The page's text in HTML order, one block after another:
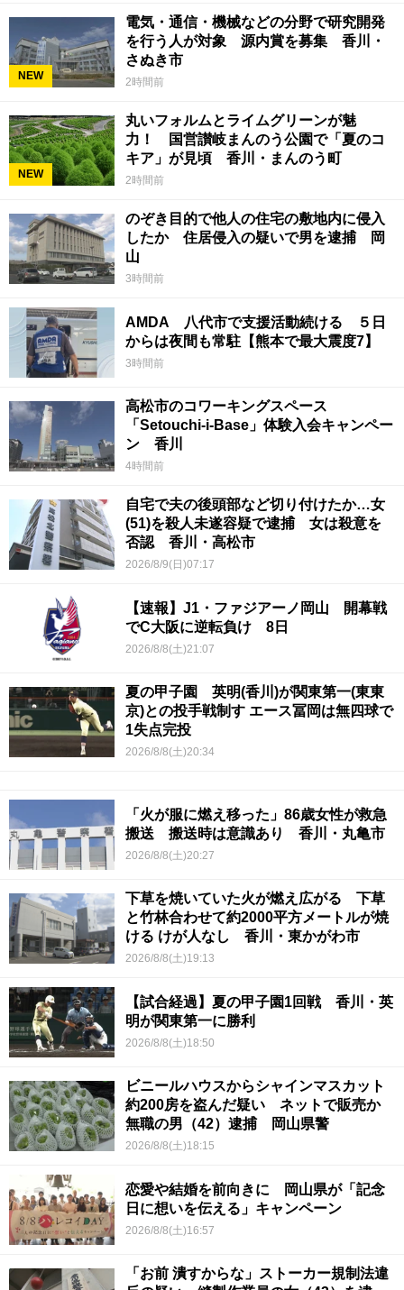
NEW
電気・通信・機械などの分野で研究開発
を行う人が対象 源内賞を募集 香川・
さぬき市
2時間前
NEW
丸いフォルムとライムグリーンが魅
力！ 国営讃岐まんのう公園で「夏のコ
キア」が見頃 香川・まんのう町
2時間前
のぞき目的で他人の住宅の敷地内に侵入
したか 住居侵入の疑いで男を逮捕 岡
山
3時間前
AMDA 八代市で支援活動続ける ５日
からは夜間も常駐【熊本で最大震度7】
3時間前
高松市のコワーキングスペース
「Setouchi-i-Base」体験入会キャンペー
ン 香川
4時間前
自宅で夫の後頭部など切り付けたか…女
(51)を殺人未遂容疑で逮捕 女は殺意を
否認 香川・高松市
2026/8/9(日)07:17
【速報】J1・ファジアーノ岡山 開幕戦
でC大阪に逆転負け 8日
2026/8/8(土)21:07
夏の甲子園 英明(香川)が関東第一(東東
京)との投手戦制す エース冨岡は無四球で
1失点完投
2026/8/8(土)20:34
「火が服に燃え移った」86歳女性が救急
搬送 搬送時は意識あり 香川・丸亀市
2026/8/8(土)20:27
下草を焼いていた火が燃え広がる 下草
と竹林合わせて約2000平方メートルが焼
ける けが人なし 香川・東かがわ市
2026/8/8(土)19:13
【試合経過】夏の甲子園1回戦 香川・英
明が関東第一に勝利
2026/8/8(土)18:50
ビニールハウスからシャインマスカット
約200房を盗んだ疑い ネットで販売か
無職の男（42）逮捕 岡山県警
2026/8/8(土)18:15
恋愛や結婚を前向きに 岡山県が「記念
日に想いを伝える」キャンペーン
2026/8/8(土)16:57
「お前 潰すからな」ストーカー規制法違